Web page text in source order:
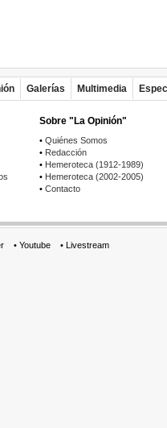
Galerías Multimedia
Sobre "La Opinión"
• Quiénes Somos
• Redacción
• Hemeroteca (1912-1989)
• Hemeroteca (2002-2005)
• Contacto
• Youtube • Livestream